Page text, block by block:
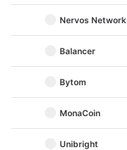
Nervos Network
Balancer
Bytom
MonaCoin
Unibright